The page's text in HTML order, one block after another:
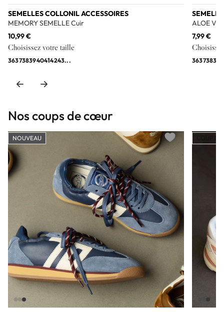
SEMELLES COLLONIL ACCESSOIRES
MEMORY SEMELLE Cuir
10,99 €
Choisissez votre taille
3637383940414243...
ALOE
7,99 €
36373839
Nos coups de cœur
NOUVEAU
Add to wishlist